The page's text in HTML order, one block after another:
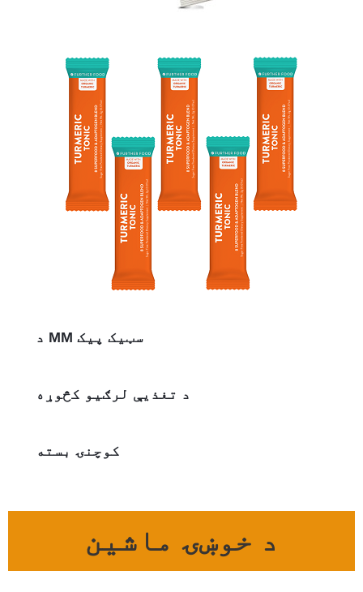
د MM سټیک پیک
د تغذیې لرګیو کڅوړه
کوچنۍ بسته
د خوښۍ ماشین